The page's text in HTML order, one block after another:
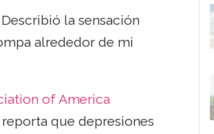
la sensación
alrededor de mi
of America
reporta que depresiones